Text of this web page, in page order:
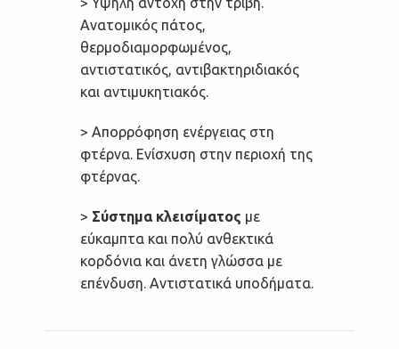
Ανατομικός πάτος,
θερμοδιαμορφωμένος,
αντιστατικός, αντιβακτηριδιακός
και αντιμυκητιακός.
> Απορρόφηση ενέργειας στη
φτέρνα. Ενίσχυση στην περιοχή της
φτέρνας.
> Σύστημα κλεισίματος με
εύκαμπτα και πολύ ανθεκτικά
κορδόνια και άνετη γλώσσα με
επένδυση. Αντιστατικά υποδήματα.